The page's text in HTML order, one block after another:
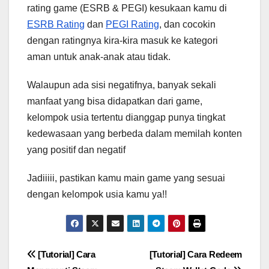
rating game (ESRB & PEGI) kesukaan kamu di
ESRB Rating dan PEGI Rating, dan cocokin
dengan ratingnya kira-kira masuk ke kategori
aman untuk anak-anak atau tidak.
Walaupun ada sisi negatifnya, banyak sekali
manfaat yang bisa didapatkan dari game,
kelompok usia tertentu dianggap punya tingkat
kedewasaan yang berbeda dalam memilah konten
yang positif dan negatif
Jadiiiii, pastikan kamu main game yang sesuai
dengan kelompok usia kamu ya!!
Post
[Tutorial] Cara Redeem
[Tutorial] Cara